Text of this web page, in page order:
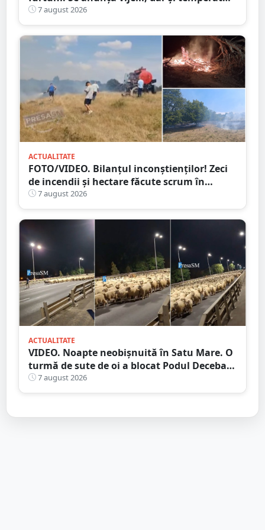
ridicate. Avertizarea ANM
7 august 2026
ACTUALITATE
FOTO/VIDEO. Bilanțul inconștienților! Zeci
de incendii și hectare făcute scrum în
județul Satu Mare
7 august 2026
ACTUALITATE
VIDEO. Noapte neobișnuită în Satu Mare. O
turmă de sute de oi a blocat Podul Decebal.
Gest de apreciat al ciobanului
7 august 2026